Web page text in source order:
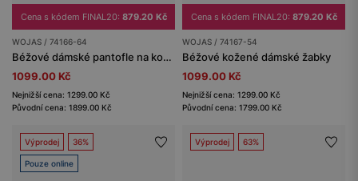
Cena s kódem FINAL20: 879.20 Kč
WOJAS / 74166-64
Béžové dámské pantofle na korkovém podpatku
1099.00 Kč
Nejnižší cena: 1299.00 Kč
Původní cena: 1899.00 Kč
Cena s kódem FINAL20: 879.20 Kč
WOJAS / 74167-54
Béžové kožené dámské žabky
1099.00 Kč
Nejnižší cena: 1299.00 Kč
Původní cena: 1799.00 Kč
Výprodej 36%
Pouze online
Výprodej 63%